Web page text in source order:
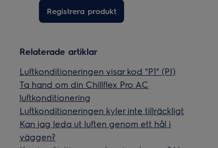
Registrera produkt
Relaterade artiklar
Luftkonditioneringen visar kod "P1" (PI)
Ta hand om din Chillflex Pro AC
luftkonditionering
Luftkonditioneringen kyler inte tillräckligt
Kan jag leda ut luften genom ett hål i
väggen?